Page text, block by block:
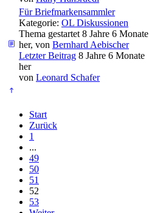
Für Briefmarkensammler
Kategorie: OL Diskussionen
Thema gestartet 8 Jahre 6 Monate
her, von Bernhard Aebischer
Letzter Beitrag 8 Jahre 6 Monate
her
von Leonard Schafer
Start
Zurück
1
...
49
50
51
52
53